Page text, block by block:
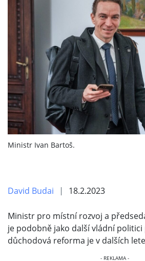
Ministr Ivan Bartoš.
David Budai 18.2.2023
Ministr pro místní rozvoj a
je podobně jako další vládní politici
důchodová reforma je v dalších